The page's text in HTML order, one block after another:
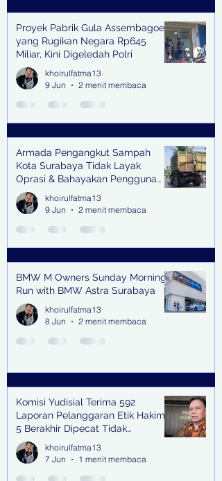
Proyek Pabrik Gula Assembagoes
yang Rugikan Negara Rp645
Miliar, Kini Digeledah Polri
khoirulfatma13
9 Jun
2 menit membaca
Armada Pengangkut Sampah
Kota Surabaya Tidak Layak
Oprasi & Bahayakan Pengguna
Jalan
khoirulfatma13
9 Jun
2 menit membaca
BMW M Owners Sunday Morning
Run with BMW Astra Surabaya
khoirulfatma13
8 Jun
2 menit membaca
Komisi Yudisial Terima 592
Laporan Pelanggaran Etik Hakim,
5 Berakhir Dipecat Tidak
Terhormat
khoirulfatma13
7 Jun
1 menit membaca